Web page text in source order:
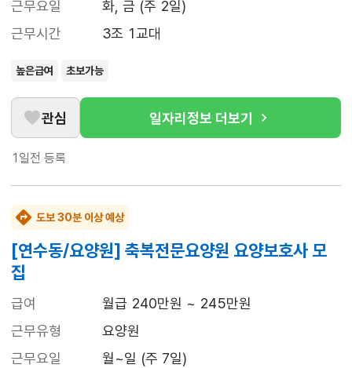
근무요일
화, 금 (주 2일)
근무시간
3조 1교대
높은급여 초보가능
관심 일자리정보 더보기
1일전 등록
도보 30분 이상 예상
[연수동/요양원] 축복전문요양원 요양보호사 모
집
급여
월급 240만원 ~ 245만원
근무유형
요양원
근무요일
월~일 (주 7일)